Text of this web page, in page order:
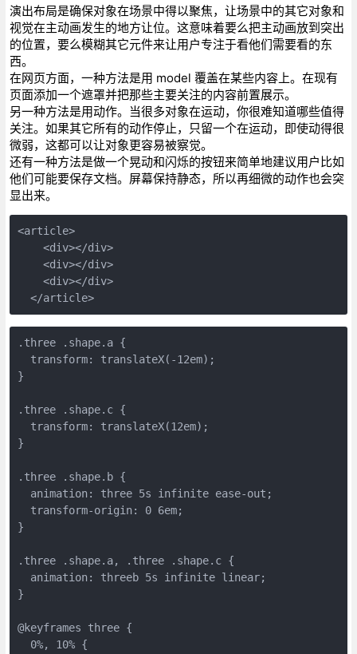
演出布局是确保对象在场景中得以聚焦，让场景中的其它对象和
视觉在主动画发生的地方让位。这意味着要么把主动画放到突出
的位置，要么模糊其它元件来让用户专注于看他们需要看的东
西。
在网页方面，一种方法是用 model 覆盖在某些内容上。在现有
页面添加一个遮罩并把那些主要关注的内容前置展示。
另一种方法是用动作。当很多对象在运动，你很难知道哪些值得
关注。如果其它所有的动作停止，只留一个在运动，即使动得很
微弱，这都可以让对象更容易被察觉。
还有一种方法是做一个晃动和闪烁的按钮来简单地建议用户比如
他们可能要保存文档。屏幕保持静态，所以再细微的动作也会突
显出来。
<article>
    <div></div>
    <div></div>
    <div></div>
  </article>
.three .shape.a {
  transform: translateX(-12em);
}
.three .shape.c {
  transform: translateX(12em);
}
.three .shape.b {
  animation: three 5s infinite ease-out;
  transform-origin: 0 6em;
}
.three .shape.a, .three .shape.c {
  animation: threeb 5s infinite linear;
}
@keyframes three {
  0%, 10% {